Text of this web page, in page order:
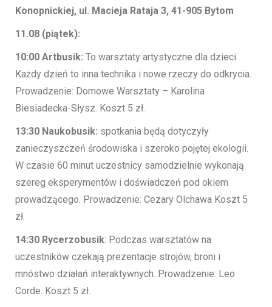
Konopnickiej, ul. Macieja Rataja 3, 41-905 Bytom
11.08 (piątek):
10:00 Artbusik: To warsztaty artystyczne dla dzieci.
Każdy dzień to inna technika i nowe rzeczy do odkrycia.
Prowadzenie: Domowe Warsztaty – Karolina
Biesiadecka-Słysz. Koszt 5 zł.
13:30 Naukobusik: spotkania będą dotyczyły
zanieczyszczeń środowiska i szeroko pojętej ekologii.
W czasie 60 minut uczestnicy samodzielnie wykonają
szereg eksperymentów i doświadczeń pod okiem
prowadzącego. Prowadzenie: Cezary Olchawa Koszt 5
zł.
14:30 Rycerzobusik: Podczas warsztatów na
uczestników czekają prezentacje strojów, broni i
mnóstwo działań interaktywnych. Prowadzenie: Leo
Corde. Koszt 5 zł.